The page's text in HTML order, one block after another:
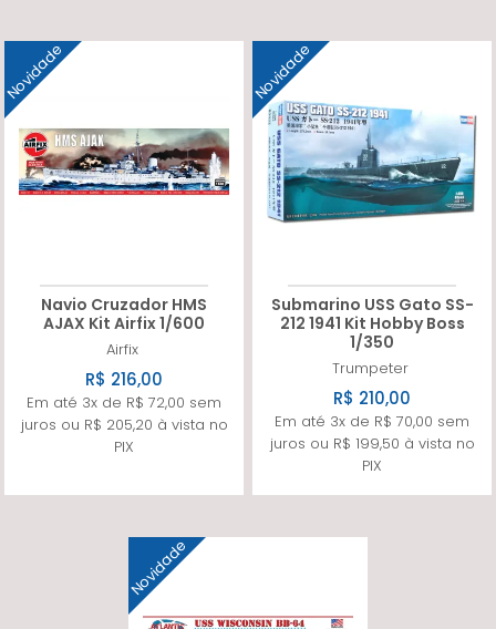
Novidade
Navio Cruzador HMS
AJAX Kit Airfix 1/600
Airfix
R$ 216,00
Em até 3x de R$ 72,00 sem
juros ou R$ 205,20 à vista no
PIX
Novidade
Submarino USS Gato SS-
212 1941 Kit Hobby Boss
1/350
Trumpeter
R$ 210,00
Em até 3x de R$ 70,00 sem
juros ou R$ 199,50 à vista no
PIX
Novidade